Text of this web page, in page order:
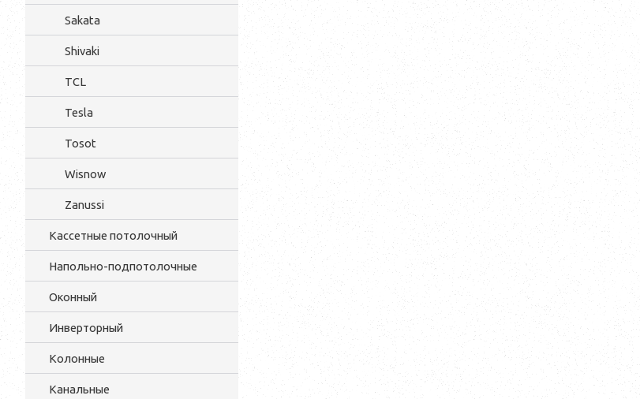
Sakata
Shivaki
TCL
Tesla
Tosot
Wisnow
Zanussi
Кассетные потолочный
Напольно-подпотолочные
Оконный
Инверторный
Колонные
Канальные